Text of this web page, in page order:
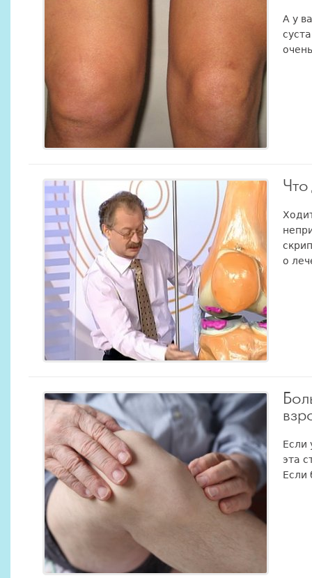
А у
Что
о
Если
эта
Если